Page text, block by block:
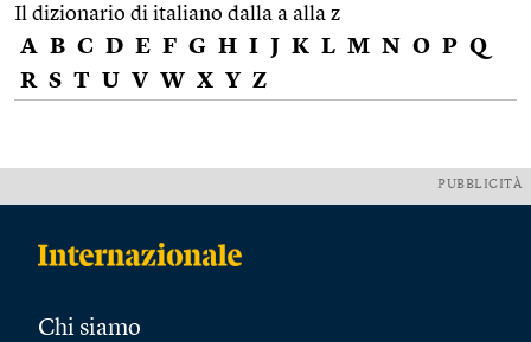
Il dizionario di italiano dalla a alla z
A B C D E F G H I J K L M N O P Q
R S T U V W X Y Z
PUBBLICITÀ
Chi siamo